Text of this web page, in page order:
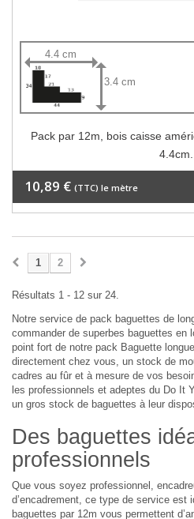
4.4 cm
3.4 cm
Pack par 12m, bois caisse
10,89 € (TTC) le mètre
1 2
Résultats 1 - 12 sur 24.
Notre service de pack baguettes de
commander de superbes baguettes en
point fort de notre pack Baguette
directement chez vous, un stock de
cadres au fûr et à mesure de vos
les professionnels et adeptes du Do It
un gros stock de baguettes à leur
Des baguettes
professionnels
Que vous soyez professionnel,
d’encadrement, ce type de service est
baguettes par 12m vous permettent